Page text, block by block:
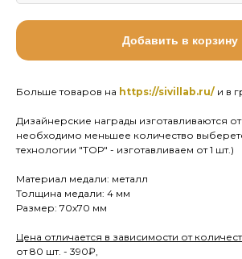
Добавить в корзину
Больше товаров на https://sivillab.ru/ и в
Дизайнерские награды изготавливаются
необходимо меньшее количество
технологии "ТОР" - изготавливаем от 1 шт.)
Материал медали: металл
Толщина медали: 4 мм
Размер: 70х70 мм
Цена отличается в зависимости от
от 80 шт. - 390₽,